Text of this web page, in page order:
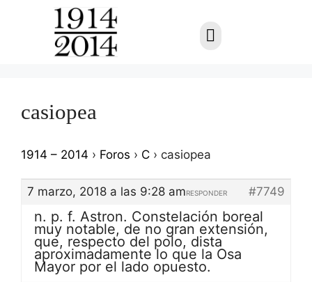
casiopea
1914 – 2014 › Foros › C › casiopea
7 marzo, 2018 a las 9:28 am #7749
RESPONDER
n. p. f. Astron. Constelación boreal
muy notable, de no gran extensión,
que, respecto del polo, dista
aproximadamente lo que la Osa
Mayor por el lado opuesto.